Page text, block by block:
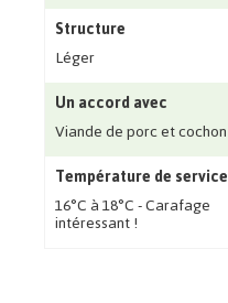
Structure
Léger
Un accord avec
Viande de porc et cochon
Température de service
16°C à 18°C - Carafage
intéressant !